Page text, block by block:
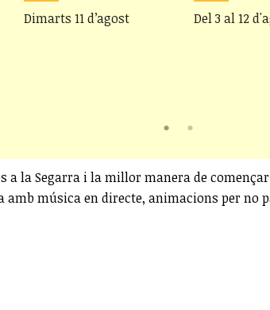
Dimarts 11 d’agost Del 3 al 12
a la Segarra i la millor manera de
música en directe, animacions per